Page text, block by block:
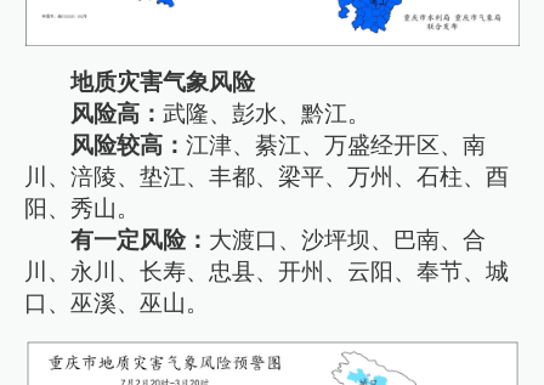
地质灾害气象风险
风险高：武隆、彭水、黔江。
风险较高：江津、綦江、万盛经开区、南
川、涪陵、垫江、丰都、梁平、万州、石柱、酉
阳、秀山。
有一定风险： 大渡口、沙坪坝、巴南、合
川、永川、长寿、忠县、开州、云阳、奉节、城
口、巫溪、巫山。